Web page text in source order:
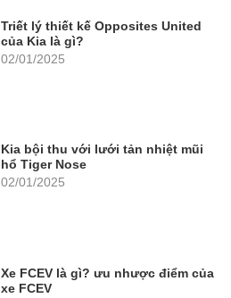
Triết lý thiết kế Opposites United
của Kia là gì?
02/01/2025
Kia bội thu với lưới tản nhiệt mũi
hổ Tiger Nose
02/01/2025
Xe FCEV là gì? ưu nhược điểm của
xe FCEV